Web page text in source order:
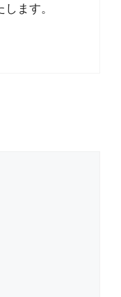
ます。